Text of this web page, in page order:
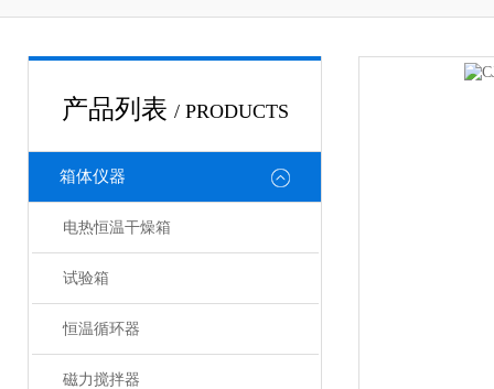
产品列表 / PRODUCTS
箱体仪器
电热恒温干燥箱
试验箱
恒温循环器
磁力搅拌器